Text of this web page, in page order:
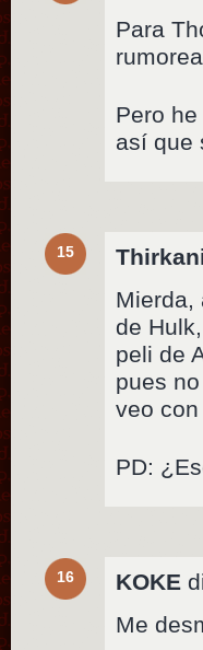
Para
Pero
así que
15
Mierda,
de
peli de
pues
veo
PD:
16 KOKE
Me